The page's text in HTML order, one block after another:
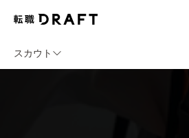
スカウト